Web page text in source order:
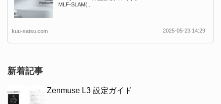
MLF-SLAM(...
kuu-satsu.com 2025-05-23 14:29
新着記事
Zenmuse L3 設定ガイド